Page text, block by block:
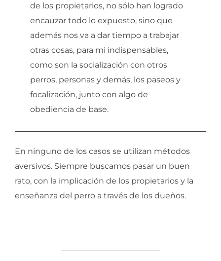
de los propietarios, no sólo han logrado
encauzar todo lo expuesto, sino que
además nos va a dar tiempo a trabajar
otras cosas, para mi indispensables,
como son la socialización con otros
perros, personas y demás, los paseos y
focalización, junto con algo de
obediencia de base.
En ninguno de los casos se utilizan métodos
aversivos. Siempre buscamos pasar un buen
rato, con la implicación de los propietarios y la
enseñanza del perro a través de los dueños.